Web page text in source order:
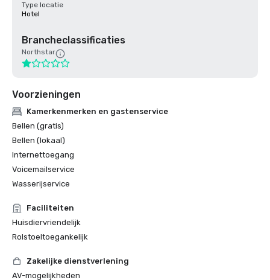
Type locatie
Hotel
Brancheclassificaties
Northstar
Voorzieningen
Kamerkenmerken en gastenservice
Bellen (gratis)
Bellen (lokaal)
Internettoegang
Voicemailservice
Wasserijservice
Faciliteiten
Huisdiervriendelijk
Rolstoeltoegankelijk
Zakelijke dienstverlening
AV-mogelijkheden